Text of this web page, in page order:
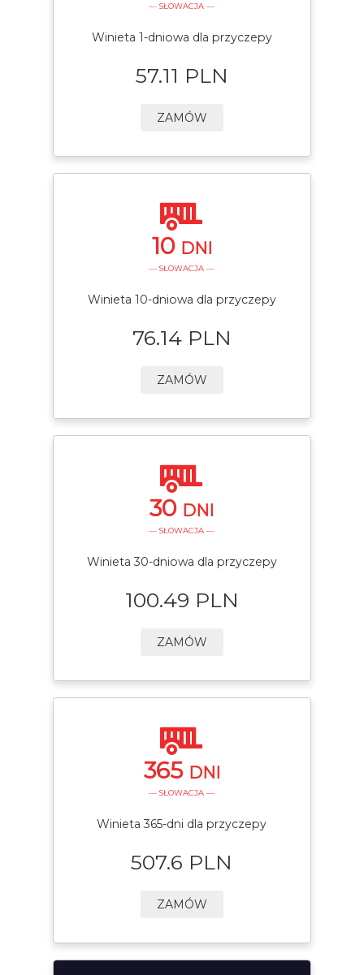
— SŁOWACJA —
Winieta 1-dniowa dla przyczepy
57.11 PLN
ZAMÓW
10 DNI
— SŁOWACJA —
Winieta 10-dniowa dla przyczepy
76.14 PLN
ZAMÓW
30 DNI
— SŁOWACJA —
Winieta 30-dniowa dla przyczepy
100.49 PLN
ZAMÓW
365 DNI
— SŁOWACJA —
Winieta 365-dni dla przyczepy
507.6 PLN
ZAMÓW